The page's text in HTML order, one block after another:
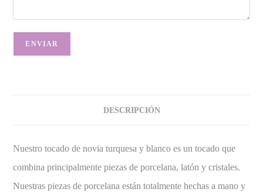
DESCRIPCIÓN
Nuestro tocado de novia turquesa y blanco es un tocado que
combina principalmente piezas de porcelana, latón y cristales.
Nuestras piezas de porcelana están totalmente hechas a mano y